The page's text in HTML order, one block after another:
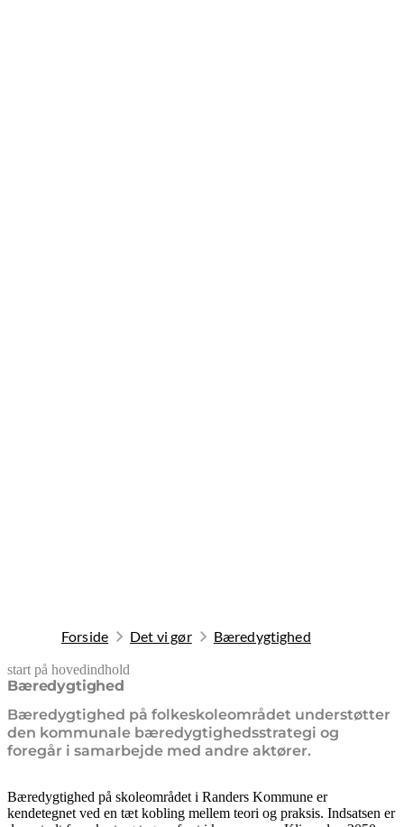
Forside Det vi gør Bæredygtighed
start på hovedindhold
Bæredygtighed
Bæredygtighed på folkeskoleområdet understøtter
den kommunale bæredygtighedsstrategi og
foregår i samarbejde med andre aktører.
senest opdateret 26. maj 2026
Bæredygtighed på skoleområdet i Randers Kommune er
kendetegnet ved en tæt kobling mellem teori og praksis. Indsatsen er